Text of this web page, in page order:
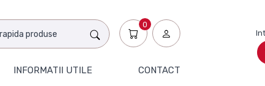
0
INFORMATII UTILE CONTACT